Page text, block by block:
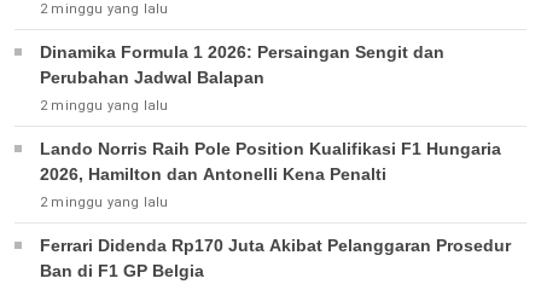
2 minggu yang lalu
Dinamika Formula 1 2026: Persaingan Sengit dan
Perubahan Jadwal Balapan
2 minggu yang lalu
Lando Norris Raih Pole Position Kualifikasi F1 Hungaria
2026, Hamilton dan Antonelli Kena Penalti
2 minggu yang lalu
Ferrari Didenda Rp170 Juta Akibat Pelanggaran Prosedur
Ban di F1 GP Belgia